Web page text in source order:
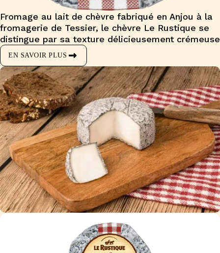
Fromage au lait de chèvre fabriqué en Anjou à la
fromagerie de Tessier, le chèvre Le Rustique se
distingue par sa texture délicieusement crémeuse
EN SAVOIR PLUS